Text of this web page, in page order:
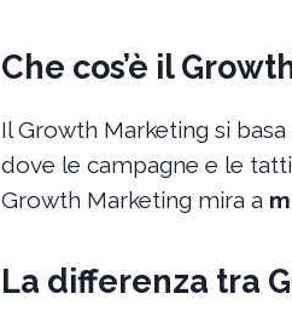
Che cos’è il
Il Growth Marketing si
dove le campagne e le
Growth Marketing mira a
La differenza tra